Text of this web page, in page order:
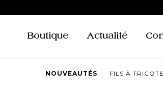
au
Boutique Actualité
NOUVEAUTÉS FILS À